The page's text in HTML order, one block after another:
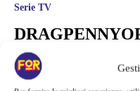
Serie TV
LEONARDO LE
QUEENS, UN